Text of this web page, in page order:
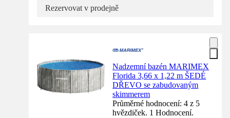
Rezervovat v prodejně
Nadzemní bazén MARIMEX
Florida 3,66 x 1,22 m ŠEDÉ
DŘEVO se zabudovaným
skimmerem
Průměrné hodnocení: 4 z 5
hvězdiček. 1 Hodnocení.